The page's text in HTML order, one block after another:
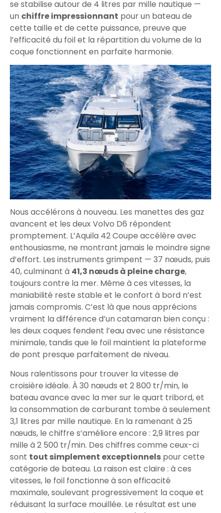
se stabilise autour de 4 litres par mille nautique —
un chiffre impressionnant pour un bateau de
cette taille et de cette puissance, preuve que
l’efficacité du foil et la répartition du volume de la
coque fonctionnent en parfaite harmonie.
Nous accélérons à nouveau. Les manettes des gaz
avancent et les deux Volvo D6 répondent
promptement. L’Aquila 42 Coupe accélère avec
enthousiasme, ne montrant jamais le moindre signe
d’effort. Les instruments grimpent — 37 nœuds, puis
40, culminant à 41,3 nœuds à pleine charge,
toujours contre la mer. Même à ces vitesses, la
maniabilité reste stable et le confort à bord n’est
jamais compromis. C’est là que nous apprécions
vraiment la différence d’un catamaran bien conçu :
les deux coques fendent l’eau avec une résistance
minimale, tandis que le foil maintient la plateforme
de pont presque parfaitement de niveau.
Nous ralentissons pour trouver la vitesse de
croisière idéale. À 30 nœuds et 2 800 tr/min, le
bateau avance avec la mer sur le quart tribord, et
la consommation de carburant tombe à seulement
3,1 litres par mille nautique. En la ramenant à 25
nœuds, le chiffre s’améliore encore : 2,9 litres par
mille à 2 500 tr/min. Des chiffres comme ceux-ci
sont tout simplement exceptionnels pour cette
catégorie de bateau. La raison est claire : à ces
vitesses, le foil fonctionne à son efficacité
maximale, soulevant progressivement la coque et
réduisant la surface mouillée. Le résultat est une